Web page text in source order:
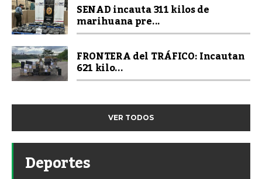
SENAD incauta 311 kilos de
marihuana pre...
FRONTERA del TRÁFICO: Incautan
621 kilo...
VER TODOS
Deportes